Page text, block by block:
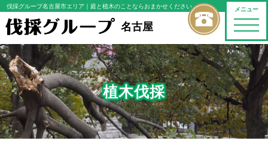
メニュー
toggle
伐採グループ名古屋市エリア ｜庭と植木のことならおまかせください
名古屋
植木伐採